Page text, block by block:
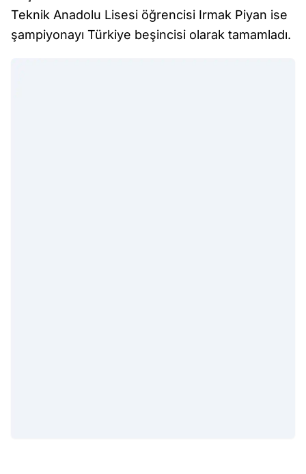
Teknik Anadolu Lisesi öğrencisi Irmak Piyan ise
şampiyonayı Türkiye beşincisi olarak tamamladı.